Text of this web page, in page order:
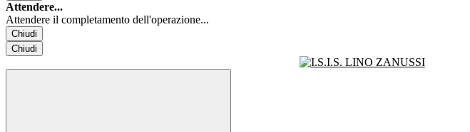
Attendere...
Attendere il completamento dell'operazione...
Chiudi
Chiudi